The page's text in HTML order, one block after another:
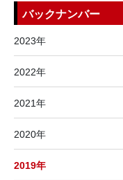
バックナンバー
2023年
2022年
2021年
2020年
2019年